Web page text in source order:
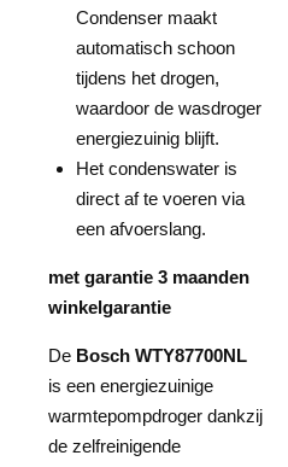
Condenser maakt
automatisch schoon
tijdens het drogen,
waardoor de wasdroger
energiezuinig blijft.
Het condenswater is
direct af te voeren via
een afvoerslang.
met garantie 3 maanden
winkelgarantie
De Bosch WTY87700NL
is een energiezuinige
warmtepompdroger dankzij
de zelfreinigende